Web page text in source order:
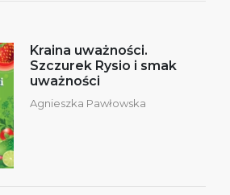
Kraina uważności.
Szczurek Rysio i smak
uważności
Agnieszka Pawłowska